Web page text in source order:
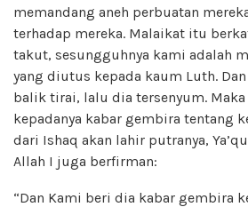
memandang aneh perbuatan
terhadap mereka. Malaikat itu
takut, sesungguhnya kami adalah
yang diutus kepada kaum Luth.
balik tirai, lalu dia tersenyum.
kepadanya kabar gembira tentang
dari Ishaq akan lahir putranya,
Allah I juga berfirman:
“Dan Kami beri dia kabar gembira